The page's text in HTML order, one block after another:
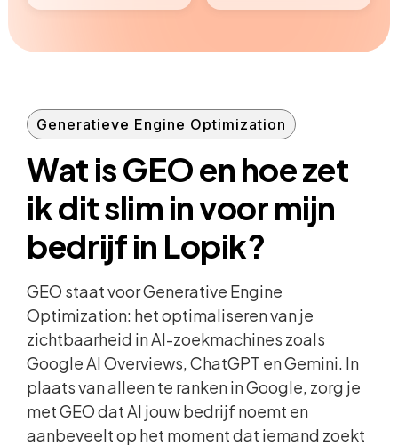
Generatieve Engine Optimization
Wat is GEO en hoe zet
ik dit slim in voor mijn
bedrijf in Lopik?
GEO staat voor Generative Engine
Optimization: het optimaliseren van je
zichtbaarheid in AI-zoekmachines zoals
Google AI Overviews, ChatGPT en Gemini. In
plaats van alleen te ranken in Google, zorg je
met GEO dat AI jouw bedrijf noemt en
aanbeveelt op het moment dat iemand zoekt